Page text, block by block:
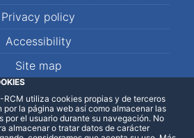
Privacy policy
Accessibility
Site map
RCM utiliza cookies propias y de terceros
la página web así como almacenar las
por el usuario durante su navegación. No
almacenar o tratar datos de carácter